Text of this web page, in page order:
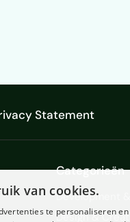
Statement
Categorieën
Development &
Design &
van cookies.
te personaliseren